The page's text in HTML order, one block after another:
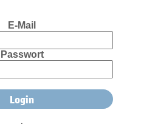
E-Mail
Passwort